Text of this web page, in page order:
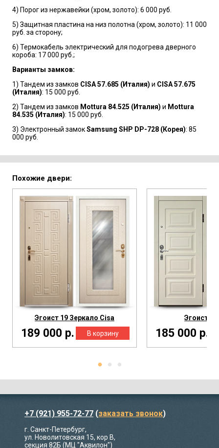
4) Порог из нержавейки (хром, золото): 6 000 руб.
5) Защитная пластина на низ полотна (хром, золото): 11 000
руб. за сторону;
6) Термокабель электрический для подогрева дверного
короба: 17 000 руб.;
Варианты замков:
1) Тандем из замков CISA 57.685 (Италия) и CISA 57.675
(Италия): 15 000 руб.
2) Тандем из замков Mottura 84.525 (Италия) и Mottura
84.535 (Италия): 15 000 руб.
3) Электронный замокSamsung SHP DP-728 (Корея): 85
000 руб.
Похожие двери:
Эгоист 19 Зеркало Cisa
189 000 р.
Эгоист
185 000 р.
+7 (921) 955-72-77 (заказать звонок)
г. Санкт-Петербург,
ул. Новолитовская 15, кор В,
секция 82Б (МЦ "Аквилон")